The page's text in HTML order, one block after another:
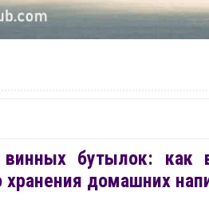
бутылок: как
хранения домашних